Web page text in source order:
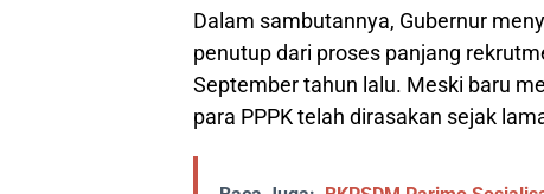
Dalam sambutannya, Gubernur
penutup dari proses panjang
September tahun lalu. Meski baru
para PPPK telah dirasakan sejak